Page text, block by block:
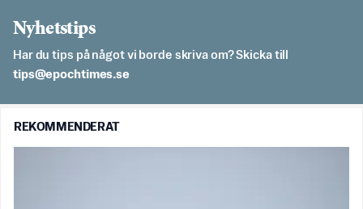
Nyhetstips
Har du tips på något vi borde skriva om? Skicka till
es.semithcope@spit
REKOMMENDERAT